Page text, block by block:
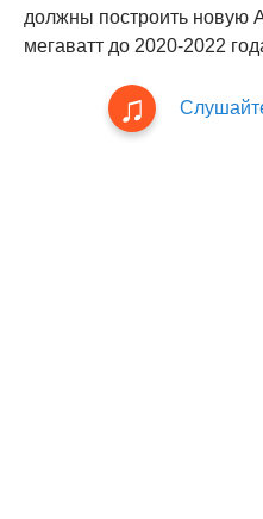
должны построить
мегаватт до 2020-2022